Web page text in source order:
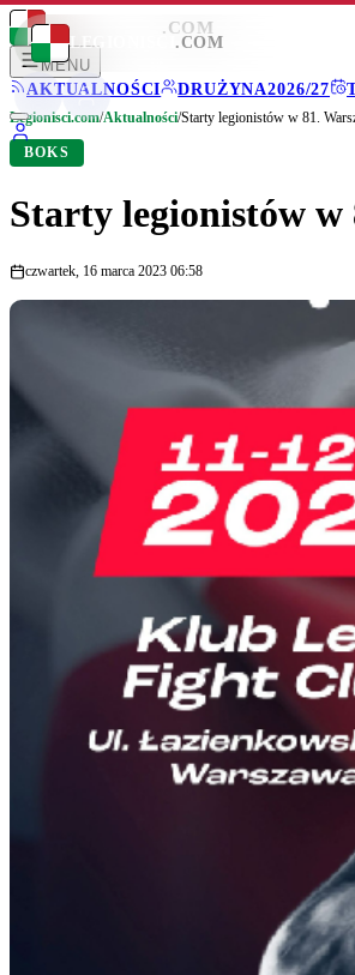
LEGIONISCI .COM
MENU
AKTUALNOŚCI
DRUŻYNA2026/27
LEGIONISCI .COM
Legionisci.com/Aktualności/Starty legionistów w 81.
BOKS
Starty legionistów w
czwartek, 16 marca 2023 06:58